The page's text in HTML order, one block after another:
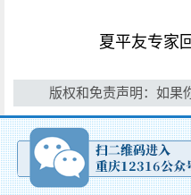
夏平友专家
版权和免责声明：如果你